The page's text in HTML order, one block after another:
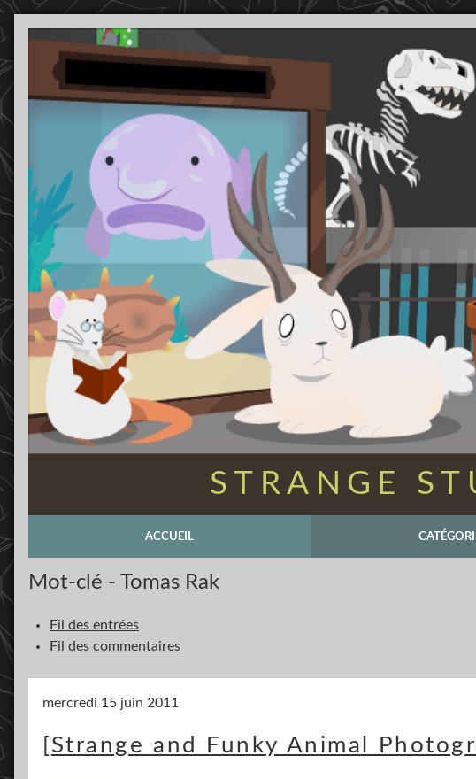
STRANGE
ACCUEIL
Mot-clé - Tomas Rak
Fil des entrées
Fil des commentaires
mercredi 15 juin 2011
[Strange and Funky Animal